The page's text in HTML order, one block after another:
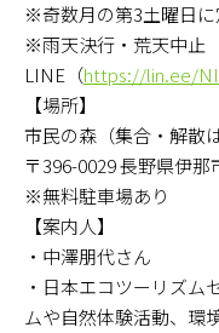
※奇数月の第3土曜日に
※雨天決行・荒天中止
LINE（https://lin.ee/
【場所】
市民の森（集合・解散
〒396-0029 長野県伊那
※無料駐車場あり
【案内人】
・中澤朋代さん
・日本エコツーリズム
ムや自然体験活動、環